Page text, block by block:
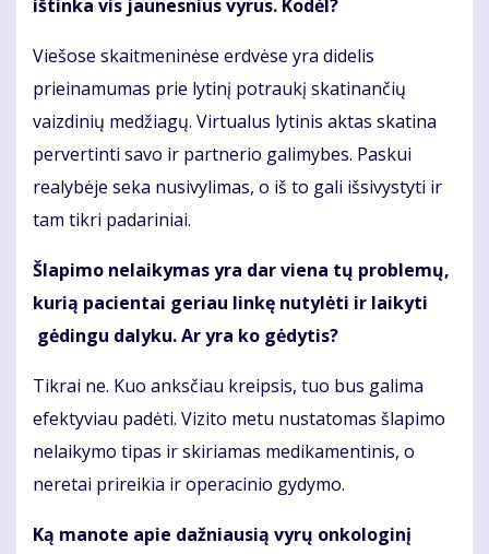
ištinka vis jaunesnius vyrus. Kodėl?
Viešose skaitmeninėse erdvėse yra didelis
prieinamumas prie lytinį potraukį skatinančių
vaizdinių medžiagų. Virtualus lytinis aktas skatina
pervertinti savo ir partnerio galimybes. Paskui
realybėje seka nusivylimas, o iš to gali išsivystyti ir
tam tikri padariniai.
Šlapimo nelaikymas yra dar viena tų problemų,
kurią pacientai geriau linkę nutylėti ir laikyti
gėdingu dalyku. Ar yra ko gėdytis?
Tikrai ne. Kuo anksčiau kreipsis, tuo bus galima
efektyviau padėti. Vizito metu nustatomas šlapimo
nelaikymo tipas ir skiriamas medikamentinis, o
neretai prireikia ir operacinio gydymo.
Ką manote apie dažniausią vyrų onkologinį